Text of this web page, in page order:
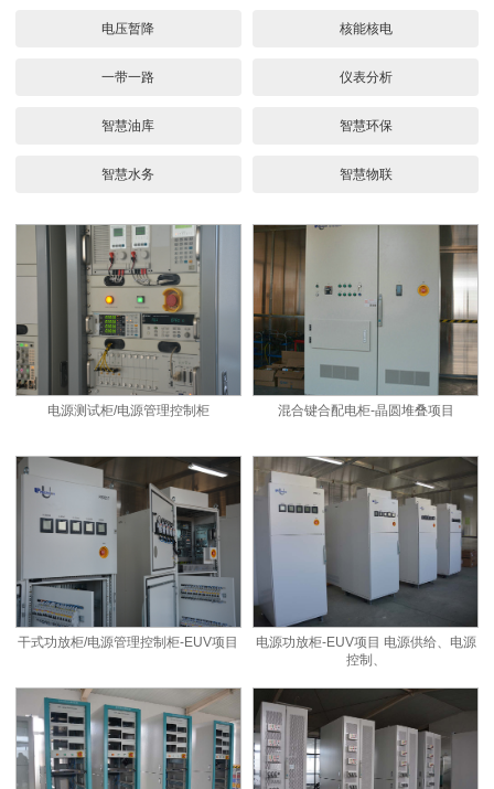
电压暂降 核能核电
一带一路 仪表分析
智慧油库 智慧环保
智慧水务 智慧物联
电源测试柜/电源管理控制柜 混合键合配电柜-晶圆堆叠项目
干式功放柜/电源管理控制柜-EUV项目
电源功放柜-EUV项目 电源供给、电源
控制、